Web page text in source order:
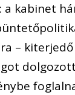
a kabinet
– kiterjedő